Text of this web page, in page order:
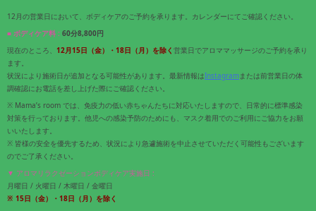
12月の営業日において、ボディケアのご予約を承ります。カレンダーにてご確認ください。
■ ボディケア料 : 60分8,800円
現在のところ、 12月15日（金）・18日（月） を除く 営業日でアロママッサージのご予約を承り
ます。
状況により施術日が追加となる可能性があります。最新情報はInstagramまたは前営業日の体
調確認にお電話を差し上げた際にご確認ください。
※ Mama’s room では、免疫力の低い赤ちゃんたちに対応いたしますので、日常的に標準感染
対策を行っております。他児への感染予防のためにも、マスク着用でのご利用にご協力をお願
いいたします。
※ 皆様の安全を優先するため、状況により急遽施術を中止させていただく可能性もございます
のでご了承ください。
▼ アロマリラクゼーションボディケア実施日 :
月曜日 / 火曜日 / 木曜日 / 金曜日
※ 15日（金）・18日（月） を除く